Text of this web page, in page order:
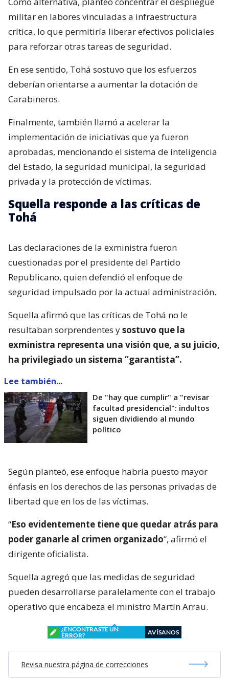
militar en labores vinculadas a infraestructura
crítica, lo que permitiría liberar efectivos policiales
para reforzar otras tareas de seguridad.
En ese sentido, Tohá sostuvo que los esfuerzos
deberían orientarse a aumentar la dotación de
Carabineros.
Finalmente, también llamó a acelerar la
implementación de iniciativas que ya fueron
aprobadas, mencionando el sistema de inteligencia
del Estado, la seguridad municipal, la seguridad
privada y la protección de víctimas.
Squella responde a las críticas de
Tohá
Las declaraciones de la exministra fueron
cuestionadas por el presidente del Partido
Republicano, quien defendió el enfoque de
seguridad impulsado por la actual administración.
Squella afirmó que las críticas de Tohá no le
resultaban sorprendentes ysostuvo que la
exministra representa una visión que, a su juicio,
ha privilegiado un sistema “garantista”.
Lee también...
De "hay que cumplir" a "revisar
facultad presidencial": indultos
siguen dividiendo al mundo
político
Según planteó, ese enfoque habría puesto mayor
énfasis en los derechos de las personas privadas de
libertad que en los de las víctimas.
“Eso evidentemente tiene que quedar atrás para
poder ganarle al crimen organizado“, afirmó el
dirigente oficialista.
Squella agregó que las medidas de seguridad
pueden desarrollarse paralelamente con el trabajo
operativo que encabeza el ministro Martín Arrau.
¿ENCONTRASTE UN
ERROR?
AVÍSANOS
Revisa nuestra página de correcciones